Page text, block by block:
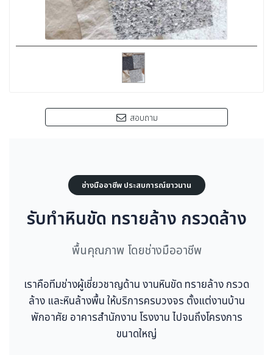
สอบถาม
ช่างมืออาชีพ ประสบการณ์ยาวนาน
รับทำหินขัด ทรายล้าง กรวดล้าง
พื้นคุณภาพ โดยช่างมืออาชีพ
เราคือทีมช่างผู้เชี่ยวชาญด้าน งานหินขัด ทรายล้าง กรวด
ล้าง และหินล้างพื้น ให้บริการครบวงจร ตั้งแต่งานบ้าน
พักอาศัย อาคารสำนักงาน โรงงาน ไปจนถึงโครงการ
ขนาดใหญ่